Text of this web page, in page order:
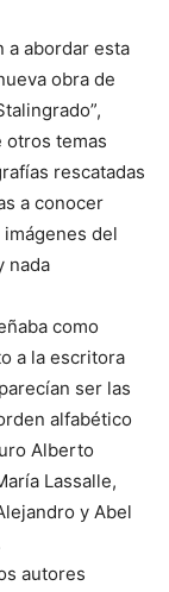
a abordar esta
obra de
otros temas
rescatadas
a conocer
del
nada
como
a la escritora
ser las
alfabético
Alberto
Lassalle,
y Abel
autores